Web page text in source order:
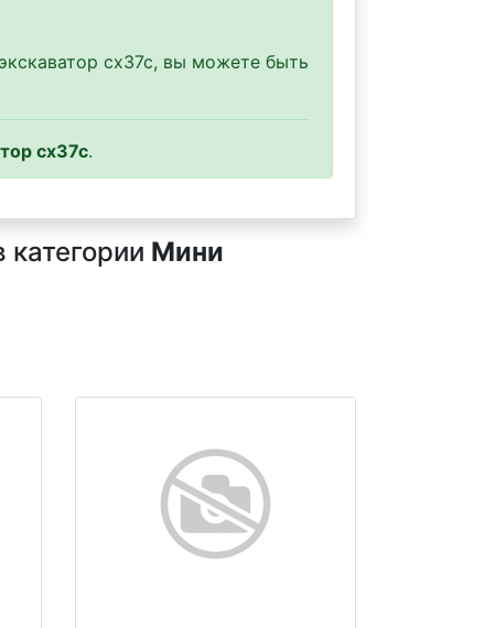
cx37c, вы можете быть
cx37c.
Мини